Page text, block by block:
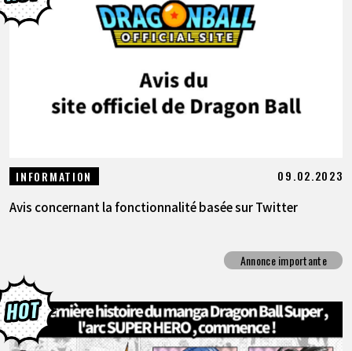
INFORMATION 09.02.2023
Avis concernant la fonctionnalité basée sur Twitter
Annonce importante